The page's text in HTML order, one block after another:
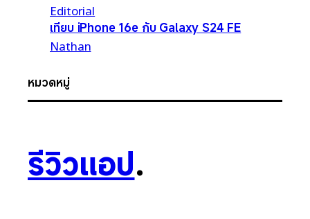
Editorial
เทียบ iPhone 16e กับ Galaxy S24 FE
Nathan
หมวดหมู่
รีวิวแอป.